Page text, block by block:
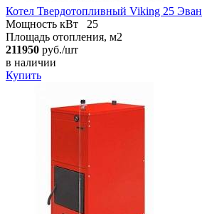
Котел Твердотопливный Viking 25 Эван
Мощность кВт
25
Площадь отопления, м2
211950 руб./шт
в наличии
Купить